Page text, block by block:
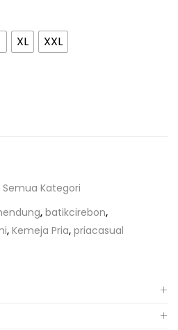
XL XXL
Semua Kategori
, batikcirebon,
, Kemeja Pria, priacasual